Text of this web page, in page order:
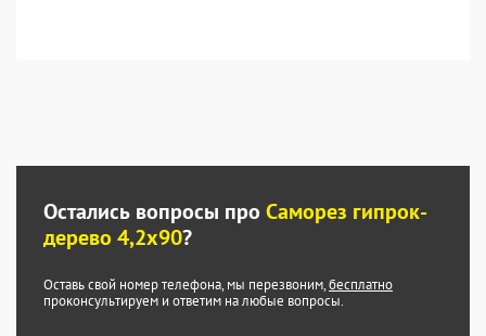
Остались вопросы про Саморез гипрок-
дерево 4,2x90?
Оставь свой номер телефона, мы перезвоним,бесплатно
проконсультируем и ответим на любые вопросы.